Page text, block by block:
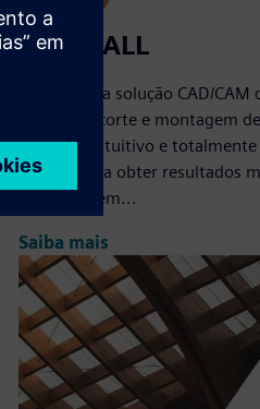
EasyWALL
EasyWall é a solução CAD/
o projeto, corte e montagem
madeira. Intuitivo e totalmente
ajuda você a obter resultados
qualidade em...
Saiba mais